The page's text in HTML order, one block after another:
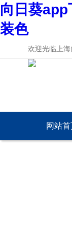
向日葵
装色
欢迎光临上海
网站